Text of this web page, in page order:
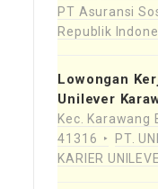
PT Asuransi
Republik
Lowongan
Unilever
Kec. Karawang
41316
PT.
KARIER